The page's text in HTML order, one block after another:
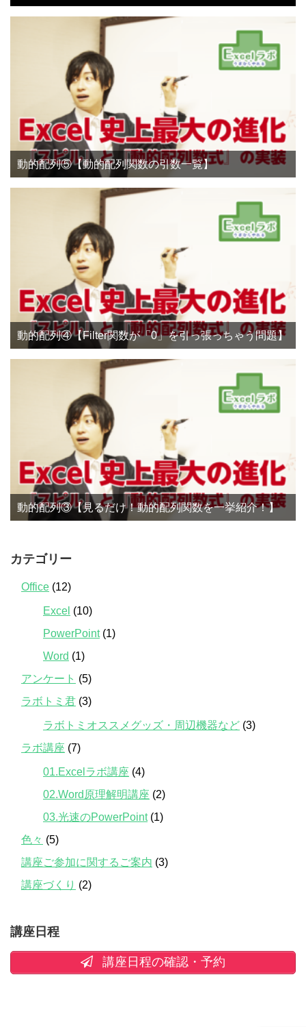
動的配列⑤【動的配列関数の引数一覧】
動的配列④【Filter関数が「0」を引っ張っちゃう問題】
動的配列③【見るだけ！動的配列関数を一挙紹介！】
カテゴリー
Office (12)
Excel (10)
PowerPoint(1)
Word (1)
アンケート (5)
ラボトミ君 (3)
ラボトミオススメグッズ・周辺機器など (3)
ラボ講座 (7)
01.Excelラボ講座 (4)
02.Word原理解明講座 (2)
03.光速のPowerPoint(1)
色々 (5)
講座ご参加に関するご案内 (3)
講座づくり (2)
講座日程
講座日程の確認・予約